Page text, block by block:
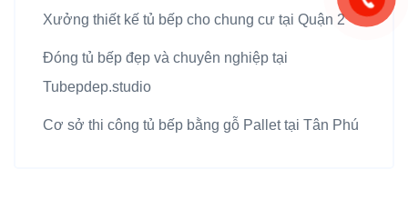
Xưởng thiết kế tủ bếp cho chung cư tại Quận 2
Đóng tủ bếp đẹp và chuyên nghiệp tại
Tubepdep.studio
Cơ sở thi công tủ bếp bằng gỗ Pallet tại Tân Phú